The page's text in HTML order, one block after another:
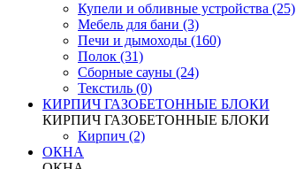
Купели и обливные устройства (25)
Мебель для бани (3)
Печи и дымоходы (160)
Полок (31)
Сборные сауны (24)
Текстиль (0)
КИРПИЧ ГАЗОБЕТОННЫЕ БЛОКИ
КИРПИЧ ГАЗОБЕТОННЫЕ БЛОКИ
Кирпич (2)
ОКНА